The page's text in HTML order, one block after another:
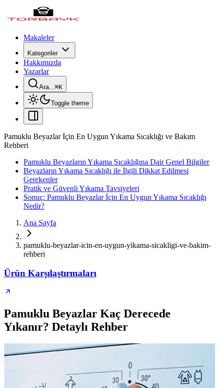
Makaleler
Kategoriler
Hakkımızda
Yazarlar
Ara...⌘K
Toggle theme
Pamuklu Beyazlar İçin En Uygun Yıkama Sıcaklığı ve Bakım
Rehberi
Pamuklu Beyazların Yıkama Sıcaklığına Dair Genel Bilgiler
Beyazların Yıkama Sıcaklığı ile İlgili Dikkat Edilmesi
Gerekenler
Pratik ve Güvenli Yıkama Tavsiyeleri
Sonuç: Pamuklu Beyazlar İçin En Uygun Yıkama Sıcaklığı
Nedir?
Ana Sayfa
pamuklu-beyazlar-icin-en-uygun-yikama-sicakligi-ve-bakim-
rehberi
Ürün Karşılaştırmaları
Pamuklu Beyazlar Kaç Derecede
Yıkanır? Detaylı Rehber